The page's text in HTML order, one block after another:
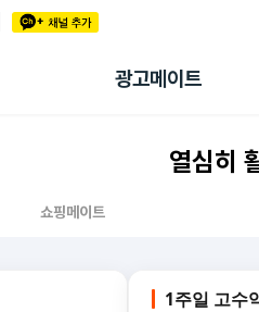
광고메이트
광고리포트
열심히
쇼핑메이트
1주일 고수